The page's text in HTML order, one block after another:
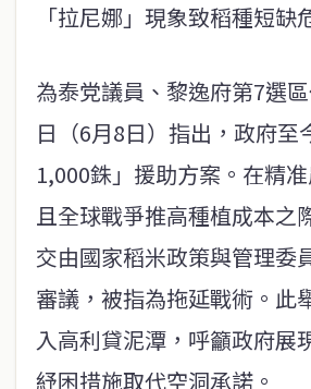
「拉尼娜」現象致稻種短缺
為泰党議員、黎逸府第7選
日（6月8日）指出，政府至
1,000銖」援助方案。在精
且全球戰爭推高種植成本之
交由國家稻米政策與管理委
審議，被指為拖延戰術。此
入高利貸泥潭，呼籲政府展
紓困措施取代空洞承諾。